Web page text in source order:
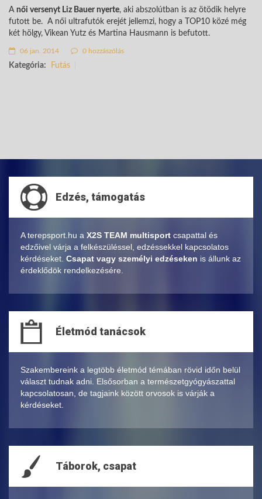
A női versenyt Liz Bauer nyerte, aki abszolútban is az ötödik helyre
futott be. A női ultrafutók erejét jellemzi, hogy a TOP10 közé még
két hölgy, Vikean Yutz és Martina Hausmann is befutott.
06 jan. 2014 0 hozzászólás
Kategória: Futás
Edzés, támogatás
A terepsport.hu a X2S TEAM multisport csapattal és
edzőivel várja a felkészüléssel, edzéssekkel kapcsolatos
kérdéseket. Csapat vagy személyi edzéseken is állunk az
érdeklődök rendelkezésére.
Életmód tanácsok
Szakembereink a legtöbb életmód témában rövid időn belül
választ tudnak adni. Elsősorban a természetgyógyászattal
kapcsolatosan, de tagjaink között orvosok is várják a
kérdéseket.
Táborok, csapat